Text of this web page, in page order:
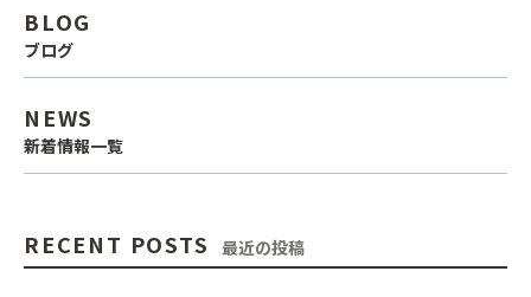
BLOG
ブログ
NEWS
新着情報一覧
RECENT POSTS 最近の投稿